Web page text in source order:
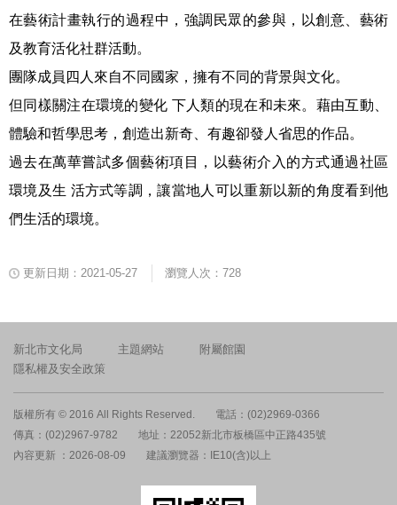
在藝術計畫執行的過程中，強調民眾的參與，以創意、藝術
及教育活化社群活動。
團隊成員四人來自不同國家，擁有不同的背景與文化。
但同樣關注在環境的變化 下人類的現在和未來。藉由互動、
體驗和哲學思考，創造出新奇、有趣卻發人省思的作品。
過去在萬華嘗試多個藝術項目，以藝術介入的方式通過社區
環境及生 活方式等調，讓當地人可以重新以新的角度看到他
們生活的環境。
更新日期：2021-05-27 瀏覽人次：728
新北市文化局 主題網站
附屬館園
隱私權及安全政策
版權所有 © 2016 All Rights Reserved.
電話：(02)2969-0366
傳真：(02)2967-9782
地址：22052新北市板橋區中正路435號
內容更新 ：2026-08-09
建議瀏覽器：IE10(含)以上